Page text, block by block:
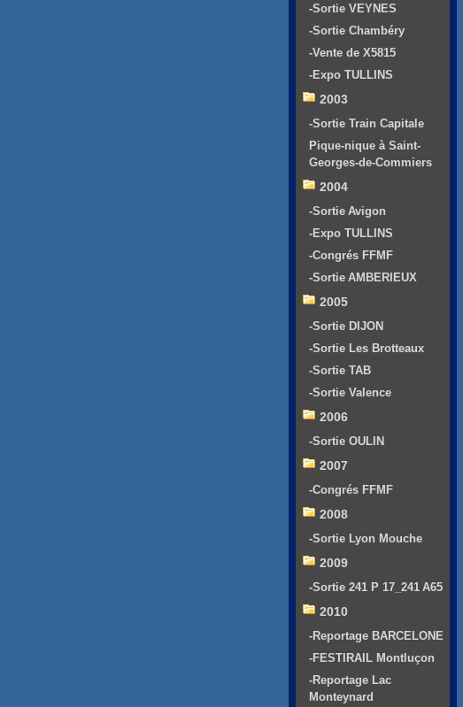
-Sortie VEYNES
-Sortie Chambéry
-Vente de X5815
-Expo TULLINS
2003
-Sortie Train Capitale
Pique-nique à Saint-
Georges-de-Commiers
2004
-Sortie Avigon
-Expo TULLINS
-Congrés FFMF
-Sortie AMBERIEUX
2005
-Sortie DIJON
-Sortie Les Brotteaux
-Sortie TAB
-Sortie Valence
2006
-Sortie OULIN
2007
-Congrés FFMF
2008
-Sortie Lyon Mouche
2009
-Sortie 241 P 17_241 A65
2010
-Reportage BARCELONE
-FESTIRAIL Montluçon
-Reportage Lac
Monteynard